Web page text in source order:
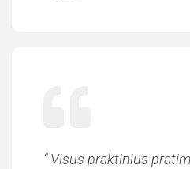
“ Visus praktinius